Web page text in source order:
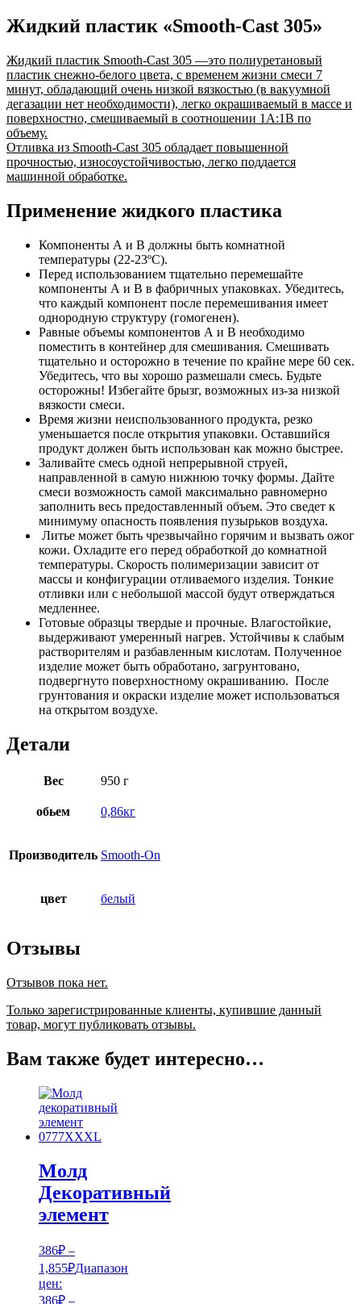
Жидкий пластик «Smooth-Cast 305»
Жидкий пластик Smooth-Cast 305 —это полиуретановый
пластик снежно-белого цвета, с временем жизни смеси 7
минут, обладающий очень низкой вязкостью (в вакуумной
дегазации нет необходимости), легко окрашиваемый в массе и
поверхностно, смешиваемый в соотношении 1А:1В по
объему.
Отливка из Smooth-Cast 305 обладает повышенной
прочностью, износоустойчивостью, легко поддается
машинной обработке.
Применение жидкого пластика
Компоненты А и В должны быть комнатной
температуры (22-23ºС).
Перед использованием тщательно перемешайте
компоненты А и В в фабричных упаковках. Убедитесь,
что каждый компонент после перемешивания имеет
однородную структуру (гомогенен).
Равные объемы компонентов А и В необходимо
поместить в контейнер для смешивания. Смешивать
тщательно и осторожно в течение по крайне мере 60 сек.
Убедитесь, что вы хорошо размешали смесь. Будьте
осторожны! Избегайте брызг, возможных из-за низкой
вязкости смеси.
Время жизни неиспользованного продукта, резко
уменьшается после открытия упаковки. Оставшийся
продукт должен быть использован как можно быстрее.
Заливайте смесь одной непрерывной струей,
направленной в самую нижнюю точку формы. Дайте
смеси возможность самой максимально равномерно
заполнить весь предоставленный объем. Это сведет к
минимуму опасность появления пузырьков воздуха.
Литье может быть чрезвычайно горячим и вызвать ожог
кожи. Охладите его перед обработкой до комнатной
температуры. Скорость полимеризации зависит от
массы и конфигурации отливаемого изделия. Тонкие
отливки или с небольшой массой будут отверждаться
медленнее.
Готовые образцы твердые и прочные. Влагостойкие,
выдерживают умеренный нагрев. Устойчивы к слабым
растворителям и разбавленным кислотам. Полученное
изделие может быть обработано, загрунтовано,
подвергнуто поверхностному окрашиванию. После
грунтования и окраски изделие может использоваться
на открытом воздухе.
Детали
Вес 950 г
обьем 0,86кг
Производитель Smooth-On
цвет белый
Отзывы
Отзывов пока нет.
Только зарегистрированные клиенты, купившие данный
товар, могут публиковать отзывы.
Вам также будет интересно…
Молд
Декоративный
элемент
386₽ –
1,855₽Диапазон
цен:
386₽ –